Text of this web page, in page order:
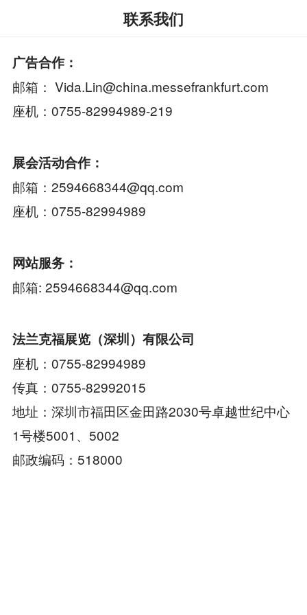
联系我们
广告合作：
邮箱： Vida.Lin@china.messefrankfurt.com
座机：0755-82994989-219
展会活动合作：
邮箱：2594668344@qq.com
座机：0755-82994989
网站服务：
邮箱: 2594668344@qq.com
法兰克福展览（深圳）有限公司
座机：0755-82994989
传真：0755-82992015
地址：深圳市福田区金田路2030号卓越世纪中心
1号楼5001、5002
邮政编码：518000